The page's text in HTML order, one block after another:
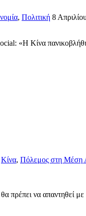
, Πολιτική 8
«Η Κίνα
Κίνα, Πόλεμος στη Μέση
να απαντηθεί